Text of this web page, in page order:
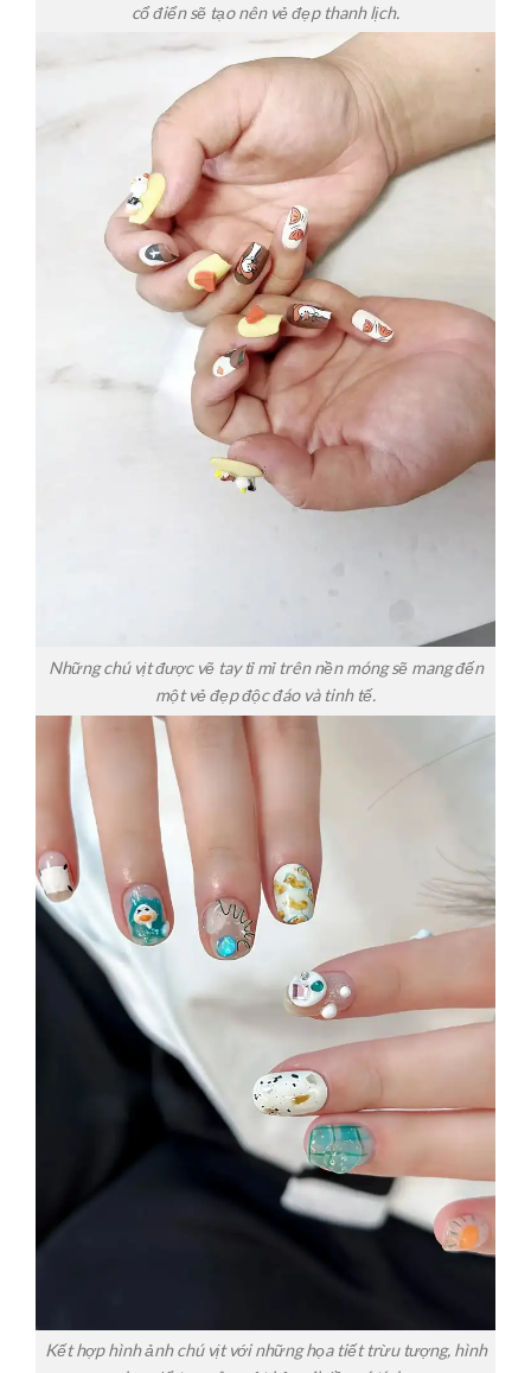
cổ điển sẽ tạo nên vẻ đẹp thanh lịch.
Những chú vịt được vẽ tay tỉ mỉ trên nền móng sẽ mang đến
một vẻ đẹp độc đáo và tinh tế.
Kết hợp hình ảnh chú vịt với những họa tiết trừu tượng, hình